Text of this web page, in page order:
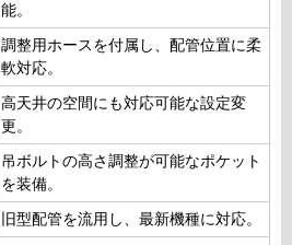
能。
調整用ホースを付属し、配管位置に柔
軟対応。
高天井の空間にも対応可能な設定変
更。
吊ボルトの高さ調整が可能なポケット
を装備。
旧型配管を流用し、最新機種に対応。